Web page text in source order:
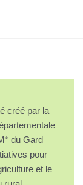
créé par la
du Gard
pour
et le